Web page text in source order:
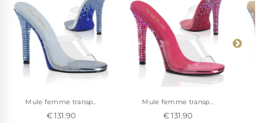
Mule femme transp...
€ 131.90
Mule femme transp...
€ 131.90